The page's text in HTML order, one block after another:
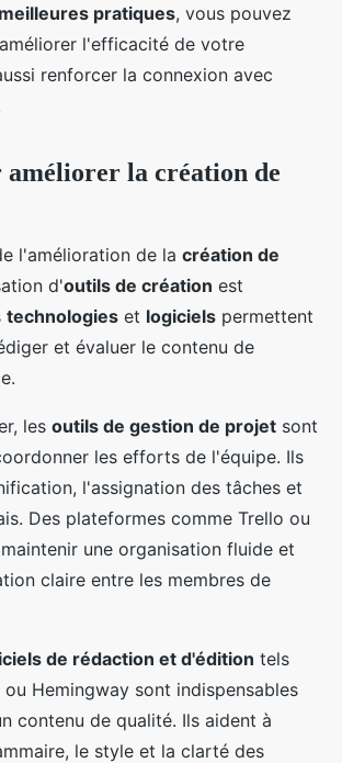
meilleures pratiques, vous pouvez
l'efficacité de votre
renforcer la connexion avec
la création de
l'amélioration de la création de
d'outils de création est
technologies et logiciels permettent
et évaluer le contenu de
les outils de gestion de projet sont
les efforts de l'équipe. Ils
l'assignation des tâches et
Des plateformes comme Trello ou
une organisation fluide et
claire entre les membres de
de rédaction et d'édition tels
Hemingway sont indispensables
contenu de qualité. Ils aident à
le style et la clarté des